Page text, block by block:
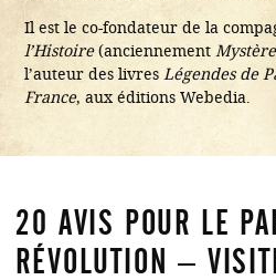
Il est le co-fondateur de la
l’Histoire(anciennement
l’auteur des livres Légendes de
France, aux éditions Webedia.
20 AVIS POUR LE
RÉVOLUTION –